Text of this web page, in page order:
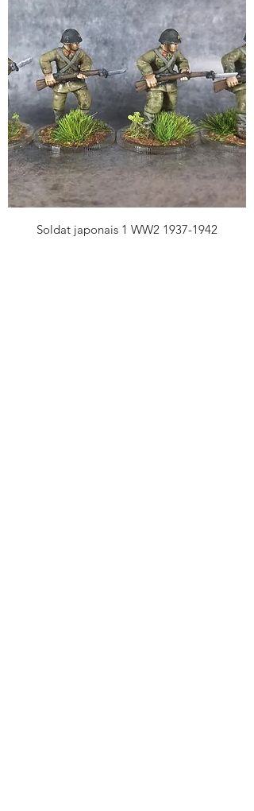
Soldat japonais 1 WW2 1937-1942